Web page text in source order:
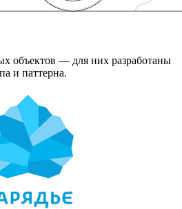
объектов — для них разработаны
и паттерна.